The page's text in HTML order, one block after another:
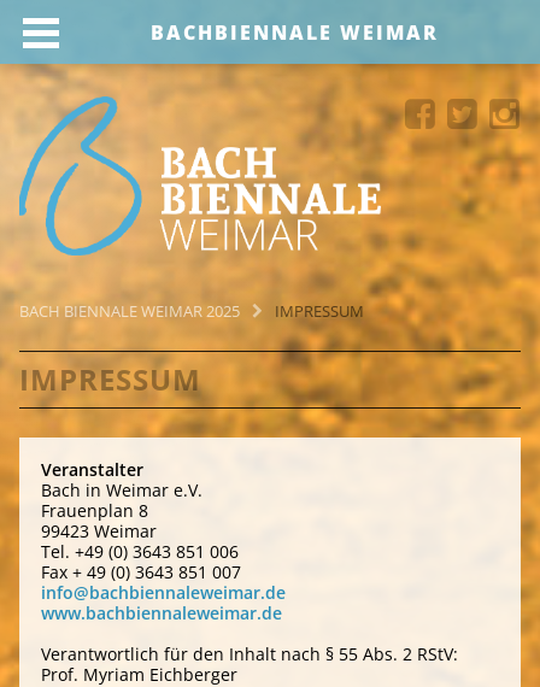
BACH BIENNALE WEIMAR 2025 IMPRESSUM
IMPRESSUM
Veranstalter
Bach in Weimar e.V.
Frauenplan 8
99423 Weimar
Tel. +49 (0) 3643 851 006
Fax + 49 (0) 3643 851 007
info@bachbiennaleweimar.de
www.bachbiennaleweimar.de
Verantwortlich für den Inhalt nach § 55 Abs. 2 RStV:
Prof. Myriam Eichberger
BACHBIENNALE WEIMAR